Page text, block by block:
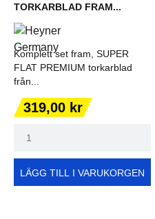
TORKARBLAD FRAM...
Komplett set fram, SUPER
FLAT PREMIUM torkarblad
från...
Pris
319,00 kr
LÄGG TILL I VARUKORGEN